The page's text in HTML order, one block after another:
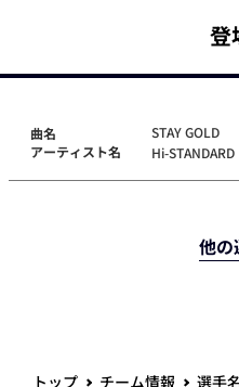
登
曲名
アーティスト名
STAY GOLD
Hi-STANDARD
トップ チーム情報 選手